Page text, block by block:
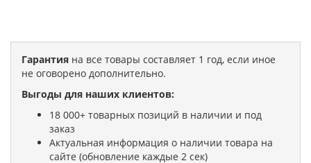
Гарантия на все товары составляет 1 год, если иное
не оговорено дополнительно.
Выгоды для наших клиентов:
18 000+ товарных позиций в наличии и под
заказ
Актуальная информация о наличии товара на
сайте (обновление каждые 2 сек)